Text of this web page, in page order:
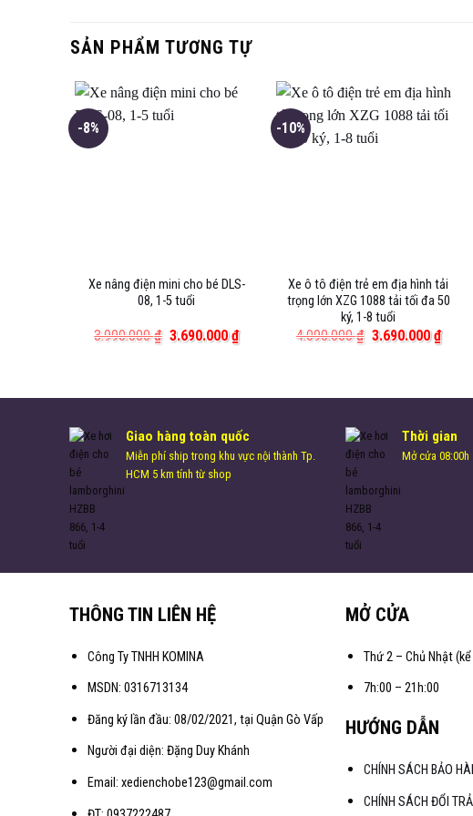
SẢN PHẨM TƯƠNG TỰ
-8%
Xe nâng điện mini cho bé DLS-
08, 1-5 tuổi
3.990.000₫ Giá
3.690.000₫Giá
hiện
-10%
Xe ô tô điện trẻ em địa hình tải
trọng lớn XZG 1088 tải tối đa 50
ký, 1-8 tuổi
4.090.000₫ Giá
3.690.000₫Giá
hiện
Giao hàng toàn quốc
Miễn phí ship trong khu vực nội thành Tp.
HCM 5 km tính từ shop
Thời gian
Mở cửa 08:00h
THÔNG TIN LIÊN HỆ
Công Ty TNHH KOMINA
MSDN: 0316713134
Đăng ký lần đầu: 08/02/2021, tại Quận Gò Vấp
Người đại diện: Đặng Duy Khánh
Email: xedienchobe123@gmail.com
MỞ CỬA
Thứ 2 – Chủ Nhật
7h:00 – 21h:00
HƯỚNG DẪN
CHÍNH SÁCH BẢO
CHÍNH SÁCH ĐỔI TRẢ